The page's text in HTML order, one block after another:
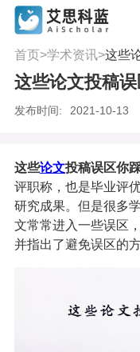
首页>学术资讯>这些
这些论文投稿
发布时间: 2021-10-13
这些论文投稿误区你
评职称，也是毕业评
研究成果。但是很多
文常常进入一些误区
并指出了避免误区的方